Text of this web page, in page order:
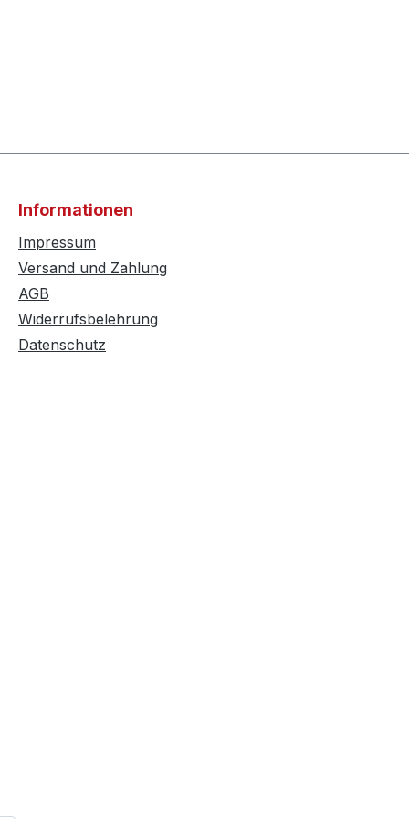
Informationen
Impressum
Versand und Zahlung
AGB
Widerrufsbelehrung
Datenschutz